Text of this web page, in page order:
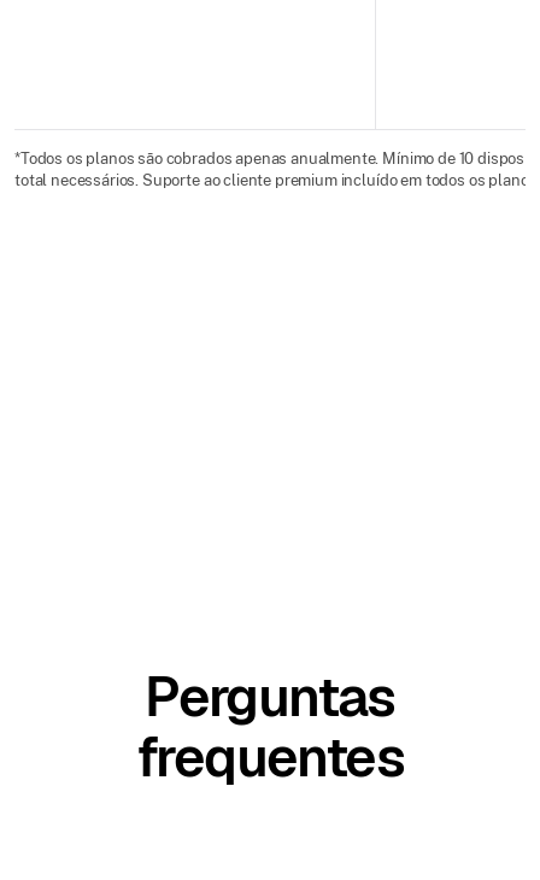
*Todos os planos são cobrados apenas anualmente. Mínimo de 10
total necessários. Suporte ao cliente premium incluído em todos os planos.
Perguntas
frequentes